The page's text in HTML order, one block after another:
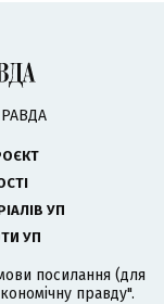
УП
УП
посилання (для
правду".